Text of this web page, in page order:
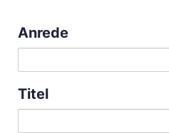
Anrede
Titel